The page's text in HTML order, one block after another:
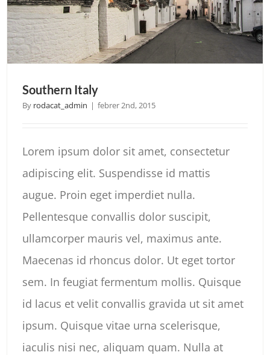
Southern Italy
By rodacat_admin | febrer 2nd, 2015
Lorem ipsum dolor sit amet, consectetur
adipiscing elit. Suspendisse id mattis
augue. Proin eget imperdiet nulla.
Pellentesque convallis dolor suscipit,
ullamcorper mauris vel, maximus ante.
Maecenas id rhoncus dolor. Ut eget tortor
sem. In feugiat fermentum mollis. Quisque
id lacus et velit convallis gravida ut sit amet
ipsum. Quisque vitae urna scelerisque,
iaculis nisi nec, aliquam quam. Nulla at